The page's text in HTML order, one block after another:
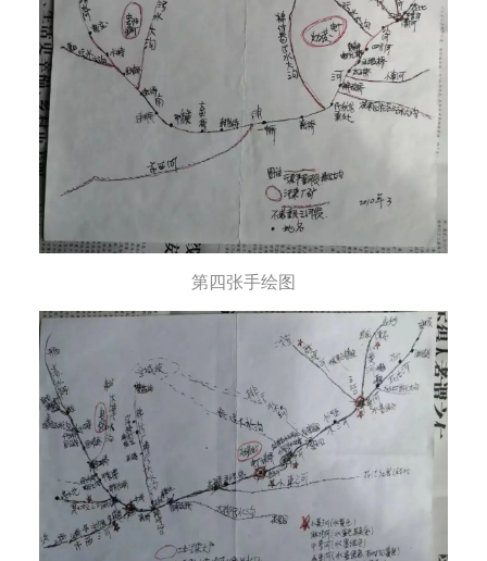
第四张手绘图